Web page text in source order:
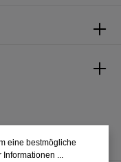
eine bestmögliche
Informationen ...